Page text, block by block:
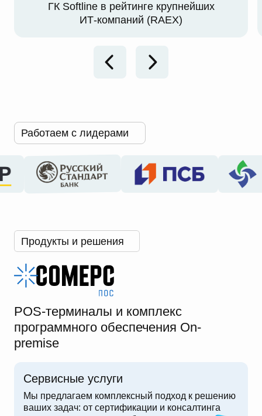
ГК Softline в рейтинге крупнейших
ИТ-компаний (RAEX)
Работаем с лидерами
Продукты и решения
POS-терминалы и комплекс
программного обеспечения On-
premise
Сервисные услуги
Мы предлагаем комплексный подход к решению
ваших задач: от сертификации и консалтинга